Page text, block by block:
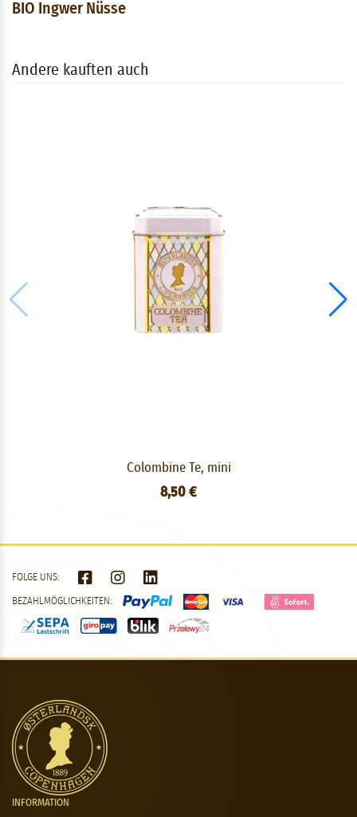
BIO Ingwer Nüsse
Andere kauften auch
Colombine Te, mini
8,50 €
FOLGE UNS:
BEZAHLMÖGLICHKEITEN:
INFORMATION